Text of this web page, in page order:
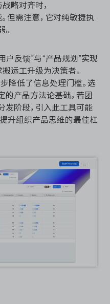
略对齐时，
但需注意，它对纯敏捷执
户反馈”与“产品规划”实现
运工升级为决策者。
降低了信息处理门槛。选
产品方法论基础，若团
发阶段，引入此工具可能
升组织产品思维的最佳杠